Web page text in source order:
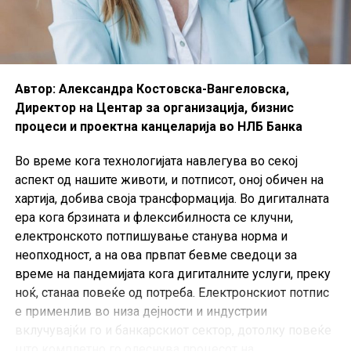
покрива широк спектар на теми за одржлив развој,
како што се сиромаштија, здравство, образование,
климатски промени и деградација на животната
средина, и истовремено обезбедува заеднички план
за мир и просперитет за луѓето и планетата, сега и во
иднина. Во нејзината основа се17-те Цели за
одржлив развој(ЦОР), кои претставуваат итен повик
оние кои се во развој. ЦОР ја формираат глобалната
агенда за развој на нашите општества и им
овозможуваат на водечките компании преку деловни
активности да помагаат во унапредувањето на
одржливиот развој, минимизирајќи ги негативните
влијанија и максимизирајќи ги позитивните влијанија
врз луѓето и планетата.
Автор: Александра Костовска-Вангеловска,
Директор на Центар за организација, бизнис
процеси и проектна канцеларија во НЛБ Банка
Во време кога технологијата навлегува во секој
аспект од нашите животи, и потписот, оној обичен на
хартија, добива своја трансформација. Во дигиталнатa
ера кога брзината и флексибилноста се клучни,
електронското потпишување станува норма и
неопходност, а на ова првпат бевме сведоци за
време на пандемијата кога дигиталните услуги, преку
ноќ, станаа повеќе од потреба. Електронскиот потпис
е применлив во низа дејности и индустрии
вклучувајќи го и банкарскиот сектор, дотолку повеќе